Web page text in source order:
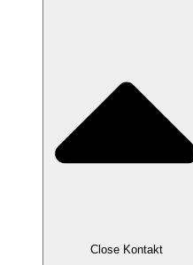
Close Kontakt